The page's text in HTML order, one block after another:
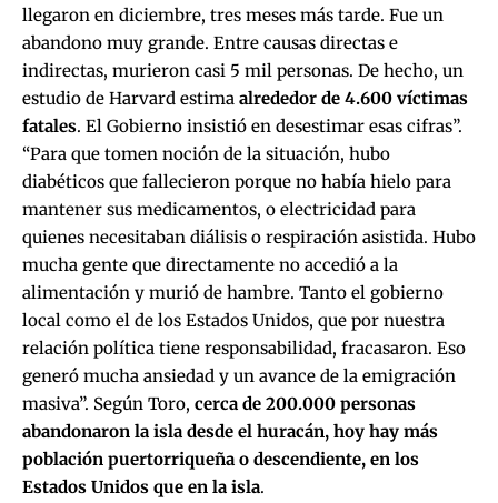
llegaron en diciembre, tres meses más tarde. Fue un
abandono muy grande. Entre causas directas e
indirectas, murieron casi 5 mil personas. De hecho, un
estudio de Harvard estima alrededor de 4.600 víctimas
fatales. El Gobierno insistió en desestimar esas cifras”.
“Para que tomen noción de la situación, hubo
diabéticos que fallecieron porque no había hielo para
mantener sus medicamentos, o electricidad para
quienes necesitaban diálisis o respiración asistida. Hubo
mucha gente que directamente no accedió a la
alimentación y murió de hambre. Tanto el gobierno
local como el de los Estados Unidos, que por nuestra
relación política tiene responsabilidad, fracasaron. Eso
generó mucha ansiedad y un avance de la emigración
masiva”. Según Toro, cerca de 200.000 personas
abandonaron la isla desde el huracán, hoy hay más
población puertorriqueña o descendiente, en los
Estados Unidos que en la isla.